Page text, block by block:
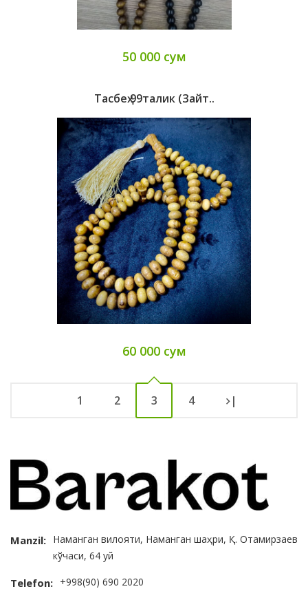
50 000 сум
Тасбеҳ 99талик (зайт..
60 000 сум
1 2 3 4 |
Manzil: Наманган вилояти, Наманган шаҳри, Қ. Отамирзаев
кўчаси, 64 уй
Telefon: +998(90) 690 2020